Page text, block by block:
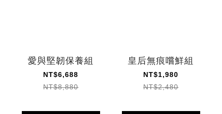
愛與堅韌保養組
NT$6,688
NT$8,880
皇后無痕嚐鮮組
NT$1,980
NT$2,480